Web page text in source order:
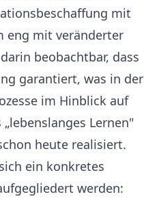
mit
eng mit veränderter
beobachtbar, dass
garantiert, was in der
im Hinblick auf
Lernen"
heute realisiert.
ein konkretes
werden: